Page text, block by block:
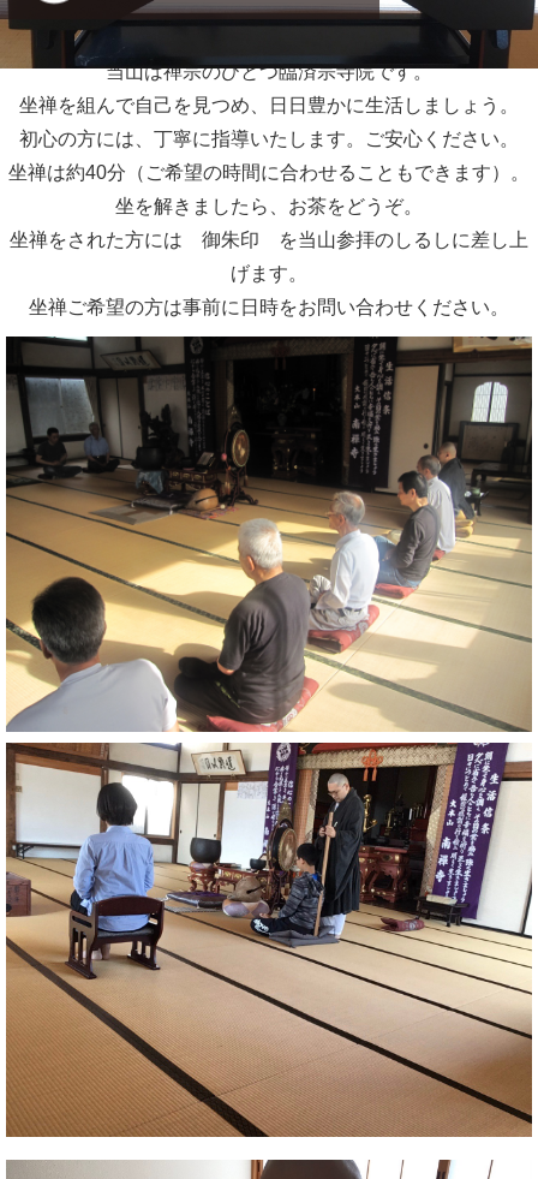
当山は禅宗のひとつ臨済宗寺院です。
坐禅を組んで自己を見つめ、日日豊かに生活しましょう。
初心の方には、丁寧に指導いたします。ご安心ください。
坐禅は約40分（ご希望の時間に合わせることもできます）。
坐を解きましたら、お茶をどうぞ。
坐禅をされた方には 御朱印 を当山参拝のしるしに差し上
げます。
坐禅ご希望の方は事前に日時をお問い合わせください。